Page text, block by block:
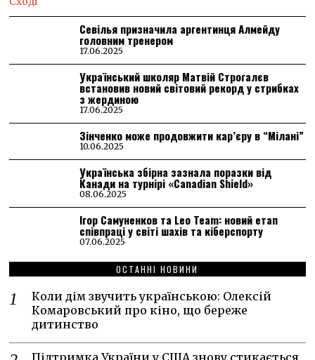
Севілья призначила аргентинця Алмейду
головним тренером
17.06.2025
Український школяр Матвій Строгалєв
встановив новий світовий рекорд у стрибках
з жердиною
17.06.2025
Зінченко може продовжити кар’єру в “Мілані”
10.06.2025
Українська збірна зазнала поразки від
Канади на турнірі «Canadian Shield»
08.06.2025
Ігор Самуненков та Leo Team: новий етап
співпраці у світі шахів та кіберспорту
07.06.2025
ОСТАННІ НОВИНИ
Коли дім звучить українською: Олексій
Комаровський про кіно, що береже
дитинство
Підтримка України у США знову стикається